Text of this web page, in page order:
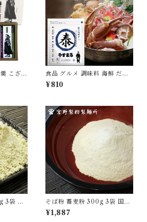
こざく
入り 茂
墨絵
食品 グルメ 調味料 海鮮 だし
出汁 パック 10包入り 極上 テ
ィーパック やすまる お試し 試
¥810
3袋 国
食品
03]
そば粉 蕎麦粉 300g 3袋 国産
100％ 自家製粉 無添加 食品
グルメ 粉物 [myn-sbk-03]
¥1,887